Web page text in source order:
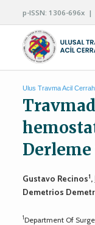
p-ISSN: 1306-696x |
Ulus Travma Acil
Derleme
Gustavo Recinos1,
Demetrios
1Department Of